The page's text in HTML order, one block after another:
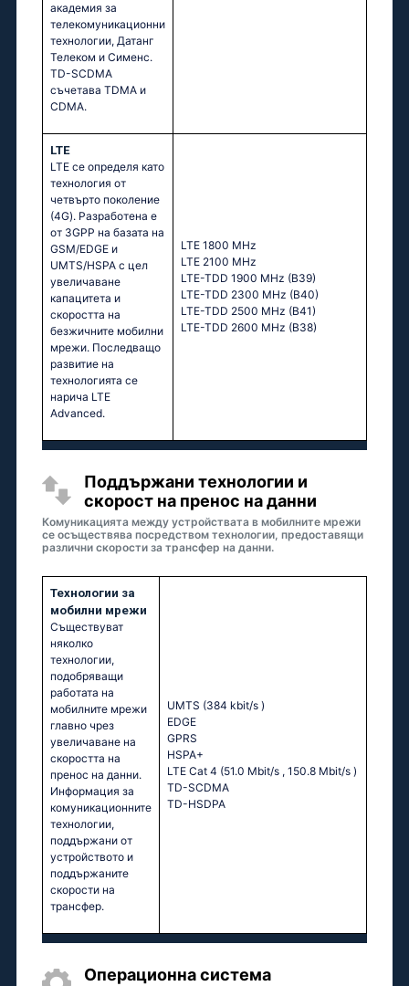
академия за
телекомуникационни
технологии, Датанг
Телеком и Сименс.
TD-SCDMA
съчетава TDMA и
CDMA.
LTE
LTE се определя като
технология от
четвърто поколение
(4G). Разработена е
от 3GPP на базата на
GSM/EDGE и
UMTS/HSPA с цел
увеличаване
капацитета и
скоростта на
безжичните мобилни
мрежи. Последващо
развитие на
технологията се
нарича LTE
Advanced.
LTE 1800 MHz
LTE 2100 MHz
LTE-TDD 1900 MHz (B39)
LTE-TDD 2300 MHz (B40)
LTE-TDD 2500 MHz (B41)
LTE-TDD 2600 MHz (B38)
Поддържани технологии и
скорост на пренос на данни
Комуникацията между устройствата в мобилните мрежи
се осъществява посредством технологии, предоставящи
различни скорости за трансфер на данни.
Технологии за
мобилни мрежи
Съществуват
няколко
технологии,
подобряващи
работата на
мобилните мрежи
главно чрез
увеличаване на
скоростта на
пренос на данни.
Информация за
комуникационните
технологии,
поддържани от
устройството и
поддържаните
скорости на
трансфер.
UMTS (384 kbit/s )
EDGE
GPRS
HSPA+
LTE Cat 4 (51.0 Mbit/s , 150.8 Mbit/s )
TD-SCDMA
TD-HSDPA
Операционна система